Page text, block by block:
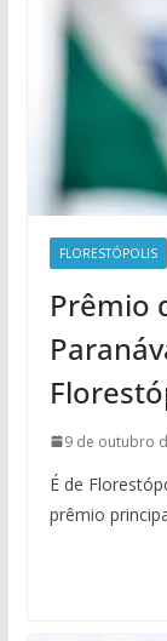
FLORESTÓPOLIS
Prêmio
9 de outubro
É de
prêmio